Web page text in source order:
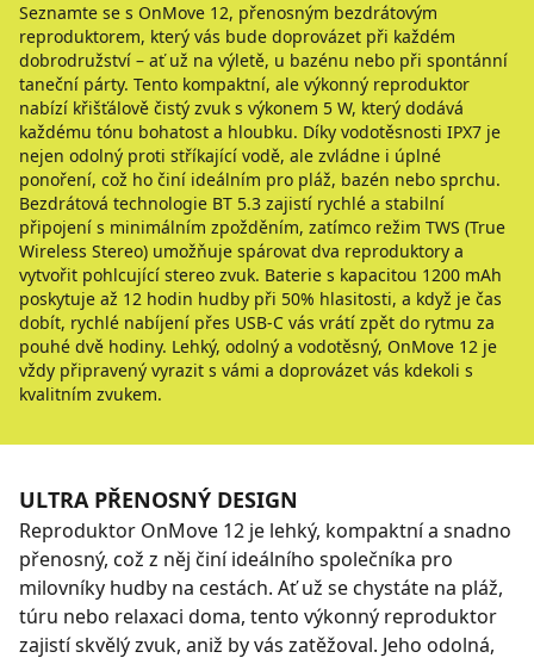
Seznamte se s OnMove 12, přenosným bezdrátovým
reproduktorem, který vás bude doprovázet při každém
dobrodružství – ať už na výletě, u bazénu nebo při spontánní
taneční párty. Tento kompaktní, ale výkonný reproduktor
nabízí křišťálově čistý zvuk s výkonem 5 W, který dodává
každému tónu bohatost a hloubku. Díky vodotěsnosti IPX7 je
nejen odolný proti stříkající vodě, ale zvládne i úplné
ponoření, což ho činí ideálním pro pláž, bazén nebo sprchu.
Bezdrátová technologie BT 5.3 zajistí rychlé a stabilní
připojení s minimálním zpožděním, zatímco režim TWS (True
Wireless Stereo) umožňuje spárovat dva reproduktory a
vytvořit pohlcující stereo zvuk. Baterie s kapacitou 1200 mAh
poskytuje až 12 hodin hudby při 50% hlasitosti, a když je čas
dobít, rychlé nabíjení přes USB-C vás vrátí zpět do rytmu za
pouhé dvě hodiny. Lehký, odolný a vodotěsný, OnMove 12 je
vždy připravený vyrazit s vámi a doprovázet vás kdekoli s
kvalitním zvukem.
ULTRA PŘENOSNÝ DESIGN
Reproduktor OnMove 12 je lehký, kompaktní a snadno
přenosný, což z něj činí ideálního společníka pro
milovníky hudby na cestách. Ať už se chystáte na pláž,
túru nebo relaxaci doma, tento výkonný reproduktor
zajistí skvělý zvuk, aniž by vás zatěžoval. Jeho odolná,